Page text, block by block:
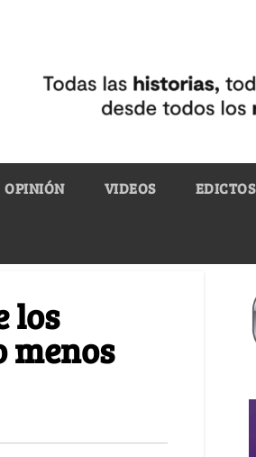
OPINIÓN VIDEOS EDICTOS
los
menos